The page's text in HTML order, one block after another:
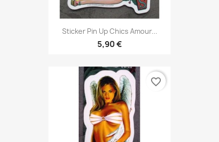
Sticker Pin Up Chics Amour...
5,90 €
favorite_border